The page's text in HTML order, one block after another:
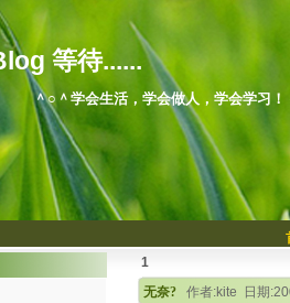
等待......
＾○＾学会生活，学会做人，学会学习！
1
无奈?
作者:kite 日期